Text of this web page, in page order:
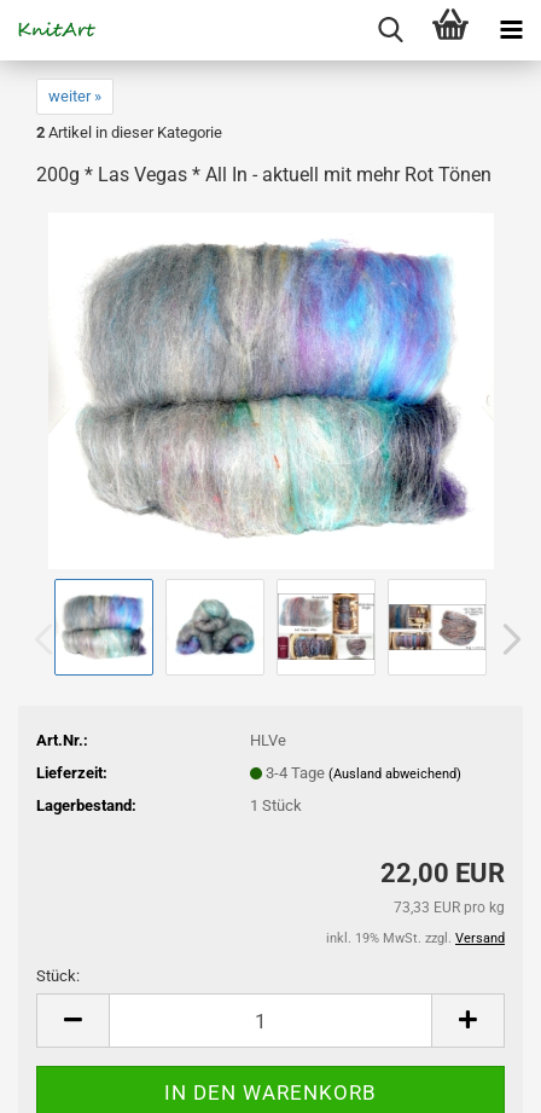
weiter »
2 Artikel in dieser Kategorie
200g * Las Vegas * All In - aktuell mit mehr Rot Tönen
Art.Nr.:
HLVe
Lieferzeit:
3-4 Tage (Ausland abweichend)
Lagerbestand: 1 Stück
22,00 EUR
73,33 EUR pro kg
inkl. 19% MwSt. zzgl. Versand
Stück: